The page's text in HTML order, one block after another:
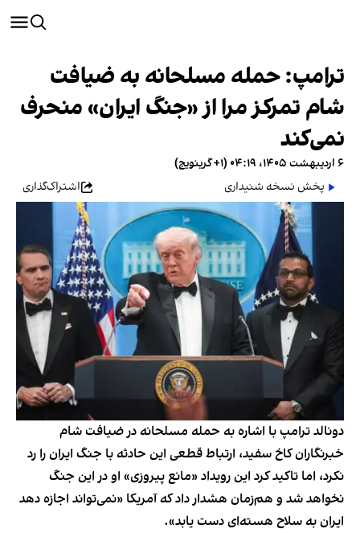
ترامپ: حمله مسلحانه به ضیافت
شام تمرکز مرا از «جنگ ایران» منحرف
نمی‌کند
۶ اردیبهشت ۱۴۰۵، ۰۴:۱۹ (‎+۱ گرینویچ)
پخش نسخه شنیداری
اشتراک‌گذاری
دونالد ترامپ با اشاره به حمله مسلحانه در ضیافت شام
خبرنگاران کاخ سفید، ارتباط قطعی این حادثه با جنگ ایران را رد
نکرد، اما تاکید کرد این رویداد «مانع پیروزی» او در این جنگ
نخواهد شد و هم‌زمان هشدار داد که آمریکا «نمی‌تواند اجازه دهد
ایران به سلاح هسته‌ای دست یابد».